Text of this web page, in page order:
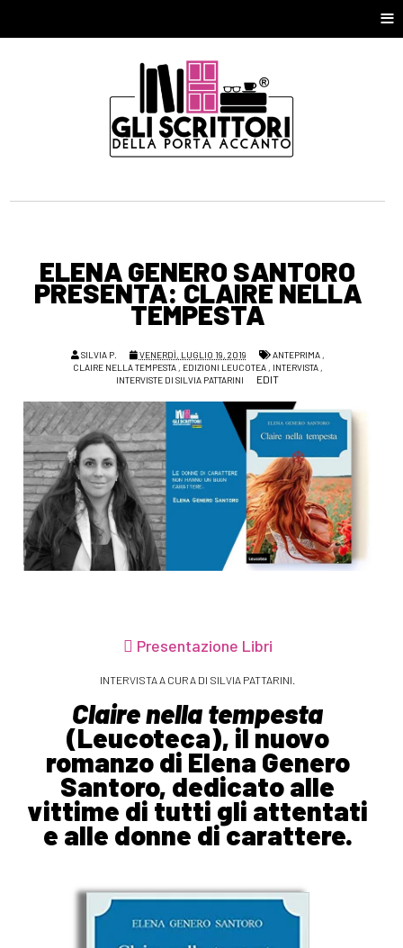
≡
ELENA GENERO SANTORO
PRESENTA: CLAIRE NELLA
TEMPESTA
SILVIA P. VENERDÌ, LUGLIO 19, 2019 ANTEPRIMA,
CLAIRE NELLA TEMPESTA, EDIZIONI LEUCOTEA, INTERVISTA,
INTERVISTE DI SILVIA PATTARINI
EDIT
Presentazione Libri
INTERVISTA A CURA DI SILVIA PATTARINI.
Claire nella tempesta
(Leucoteca), il nuovo
romanzo di Elena Genero
Santoro, dedicato alle
vittime di tutti gli attentati
e alle donne di carattere.